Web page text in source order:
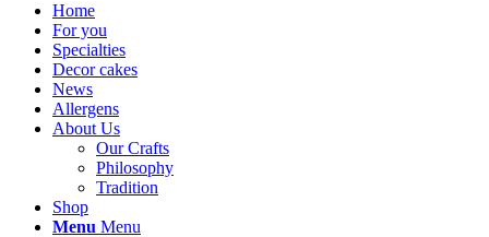
Home
For you
Specialties
Decor cakes
News
Allergens
About Us
Our Crafts
Philosophy
Tradition
Shop
Menu Menu